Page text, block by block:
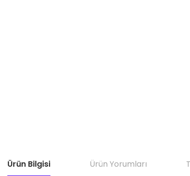
Ürün Bilgisi Ürün Yorumları